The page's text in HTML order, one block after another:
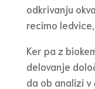
odkrivanju
recimo
Ker pa z
delovanje
da ob analizi